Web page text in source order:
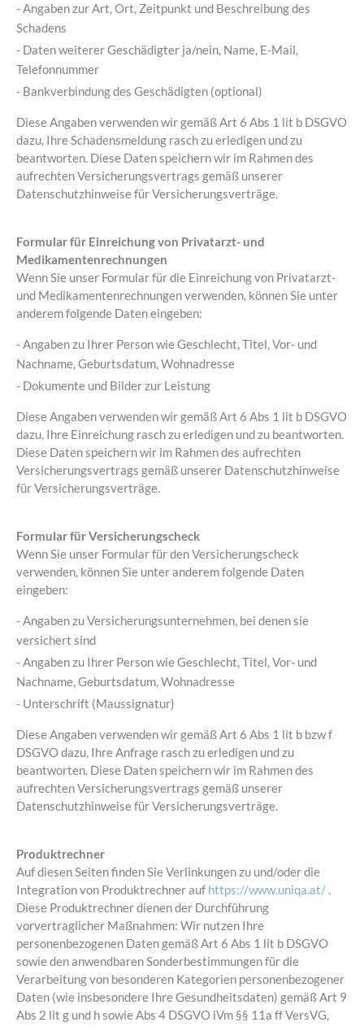
- Angaben zur Art, Ort, Zeitpunkt und Beschreibung des
Schadens
- Daten weiterer Geschädigter ja/nein, Name, E-Mail,
Telefonnummer
- Bankverbindung des Geschädigten (optional)
Diese Angaben verwenden wir gemäß Art 6 Abs 1 lit b DSGVO
dazu, Ihre Schadensmeldung rasch zu erledigen und zu
beantworten. Diese Daten speichern wir im Rahmen des
aufrechten Versicherungsvertrags gemäß unserer
Datenschutzhinweise für Versicherungsverträge.
Formular für Einreichung von Privatarzt- und
Medikamentenrechnungen
Wenn Sie unser Formular für die Einreichung von Privatarzt-
und Medikamentenrechnungen verwenden, können Sie unter
anderem folgende Daten eingeben:
- Angaben zu Ihrer Person wie Geschlecht, Titel, Vor- und
Nachname, Geburtsdatum, Wohnadresse
- Dokumente und Bilder zur Leistung
Diese Angaben verwenden wir gemäß Art 6 Abs 1 lit b DSGVO
dazu, Ihre Einreichung rasch zu erledigen und zu beantworten.
Diese Daten speichern wir im Rahmen des aufrechten
Versicherungsvertrags gemäß unserer Datenschutzhinweise
für Versicherungsverträge.
Formular für Versicherungscheck
Wenn Sie unser Formular für den Versicherungscheck
verwenden, können Sie unter anderem folgende Daten
eingeben:
- Angaben zu Versicherungsunternehmen, bei denen sie
versichert sind
- Angaben zu Ihrer Person wie Geschlecht, Titel, Vor- und
Nachname, Geburtsdatum, Wohnadresse
- Unterschrift (Maussignatur)
Diese Angaben verwenden wir gemäß Art 6 Abs 1 lit b bzw f
DSGVO dazu, Ihre Anfrage rasch zu erledigen und zu
beantworten. Diese Daten speichern wir im Rahmen des
aufrechten Versicherungsvertrags gemäß unserer
Datenschutzhinweise für Versicherungsverträge.
Produktrechner
Auf diesen Seiten finden Sie Verlinkungen zu und/oder die
Integration von Produktrechner auf https://www.uniqa.at/ .
Diese Produktrechner dienen der Durchführung
vorvertraglicher Maßnahmen: Wir nutzen Ihre
personenbezogenen Daten gemäß Art 6 Abs 1 lit b DSGVO
sowie den anwendbaren Sonderbestimmungen für die
Verarbeitung von besonderen Kategorien personenbezogener
Daten (wie insbesondere Ihre Gesundheitsdaten) gemäß Art 9
Abs 2 lit g und h sowie Abs 4 DSGVO iVm §§ 11a ff VersVG,